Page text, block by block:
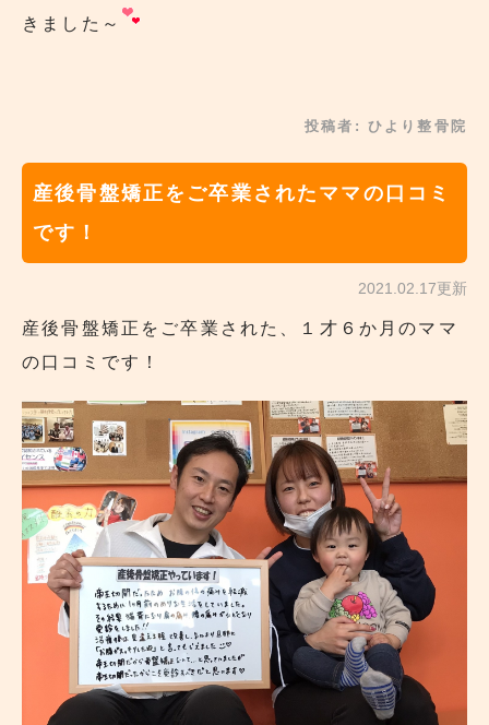
きました～
投稿者: ひより整骨院
産後骨盤矯正をご卒業されたママの口コミ
です！
2021.02.17更新
産後骨盤矯正をご卒業された、１才６か月のママ
の口コミです！